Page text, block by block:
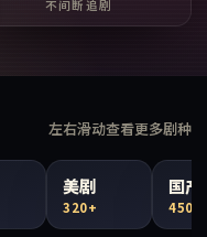
不间断追剧
左右滑动查看更多剧种
美剧
320+
国产
450+